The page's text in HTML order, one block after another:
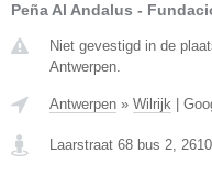
Peña Al Andalus -
Niet gevestigd in de
Antwerpen.
Antwerpen » Wilrijk
Laarstraat 68 bus 2, 2610